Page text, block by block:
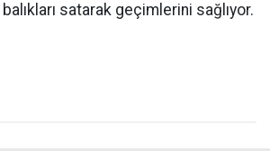
satarak geçimlerini sağlıyor.